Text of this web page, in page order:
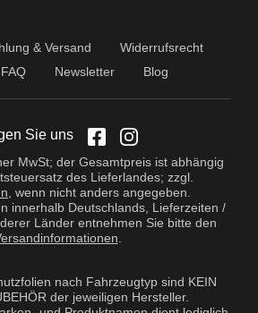
& Versand
Widerrufsrecht
FAQ Newsletter Blog
Sie uns
MwSt; der Gesamtpreis ist abhängig
des Lieferlandes; zzgl.
, wenn nicht anders angegeben.
innerhalb Deutschlands, Lieferzeiten /
Länder entnehmen Sie bitte den
nach Fahrzeugtyp sind KEIN
der jeweiligen Hersteller.